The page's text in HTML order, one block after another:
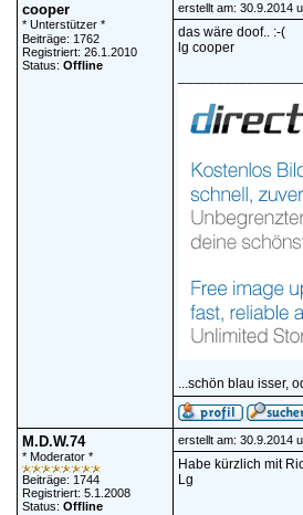
cooper
* Unterstützer *
Beiträge: 1762
Registriert: 26.1.2010
Status: Offline
erstellt am: 30.9.2014
das wäre doof.. :-(
lg cooper
...schön blau isser,
M.D.W.74
* Moderator *
Beiträge: 1744
Registriert: 5.1.2008
Status: Offline
erstellt am: 30.9.2014
Habe kürzlich mit
Lg